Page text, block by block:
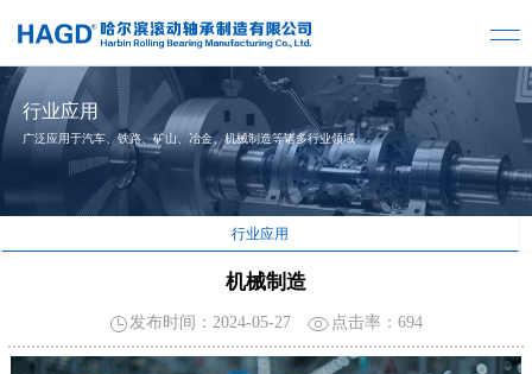
行业应用
广泛应用于汽车、铁路、矿山、冶金、机械制造等诸多行业领域
行业应用
机械制造
发布时间：2024-05-27 点击率： 694